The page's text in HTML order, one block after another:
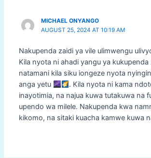
MICHAEL ONYANGO
AUGUST 25, 2024 AT 10:19 AM
Nakupenda zaidi ya vile ulimwengu
Kila nyota ni ahadi yangu ya kukupenda
natamani kila siku iongeze nyota
anga yetu
. Kila nyota ni kama
inayotimia, na najua kuwa tutakuwa na
upendo wa milele. Nakupenda kwa
kikomo, na sitaki kuacha kamwe kuwa